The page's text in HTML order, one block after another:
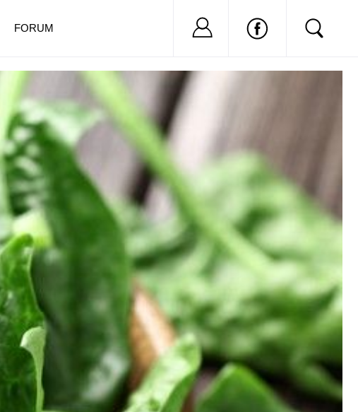
FORUM Nu ai cont?